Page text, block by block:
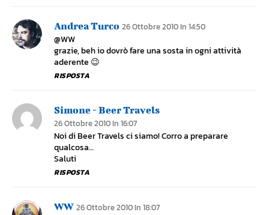
Andrea Turco 26 Ottobre 2010 In 14:50
@WW
grazie, beh io dovrò fare una sosta in ogni attività
aderente 😉
RISPOSTA
Simone - Beer Travels
26 Ottobre 2010 In 16:07
Noi di Beer Travels ci siamo! Corro a preparare
qualcosa…
Saluti
RISPOSTA
WW 26 Ottobre 2010 In 18:07